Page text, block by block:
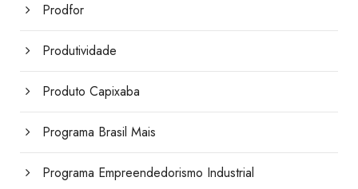
Prodfor
Produtividade
Produto Capixaba
Programa Brasil Mais
Programa Empreendedorismo Industrial